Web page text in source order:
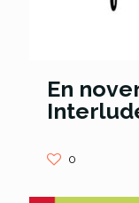
En
0